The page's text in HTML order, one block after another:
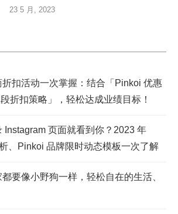
23 5 月, 2023
折扣活动一次掌握：结合「Pinkoi 优惠
折扣策略」，轻松达成业绩目标！
Instagram 页面就看到你？2023 年
、Pinkoi 品牌限时动态模板一次了解
要像小野狗一样，轻松自在的生活、